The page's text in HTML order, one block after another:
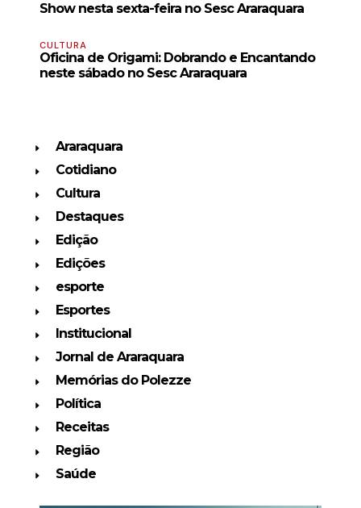
Show nesta sexta-feira no Sesc Araraquara
CULTURA
Oficina de Origami: Dobrando e Encantando
neste sábado no Sesc Araraquara
Araraquara
Cotidiano
Cultura
Destaques
Edição
Edições
esporte
Esportes
Institucional
Jornal de Araraquara
Memórias do Polezze
Política
Receitas
Região
Saúde